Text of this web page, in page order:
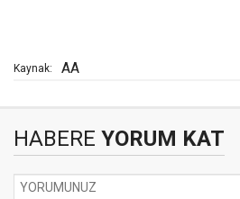
Kaynak: AA
HABERE YORUM KAT